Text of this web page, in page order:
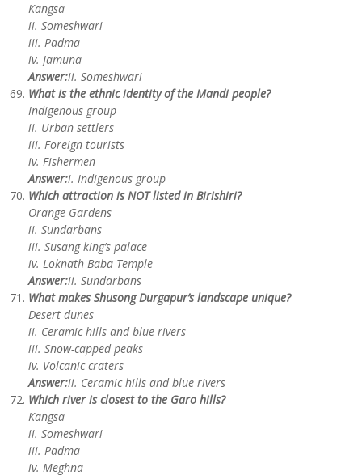
Kangsa
ii. Someshwari
iii. Padma
iv. Jamuna
Answer:ii. Someshwari
What is the ethnic identity of the Mandi people?
Indigenous group
ii. Urban settlers
iii. Foreign tourists
iv. Fishermen
Answer:i. Indigenous group
Which attraction is NOT listed in Birishiri?
Orange Gardens
ii. Sundarbans
iii. Susang king’s palace
iv. Loknath Baba Temple
Answer:ii. Sundarbans
What makes Shusong Durgapur’s landscape unique?
Desert dunes
ii. Ceramic hills and blue rivers
iii. Snow-capped peaks
iv. Volcanic craters
Answer:ii. Ceramic hills and blue rivers
Which river is closest to the Garo hills?
Kangsa
ii. Someshwari
iii. Padma
iv. Meghna